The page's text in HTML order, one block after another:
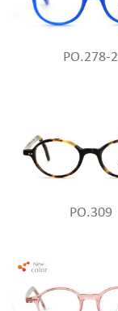
PO.278-2
PO.309